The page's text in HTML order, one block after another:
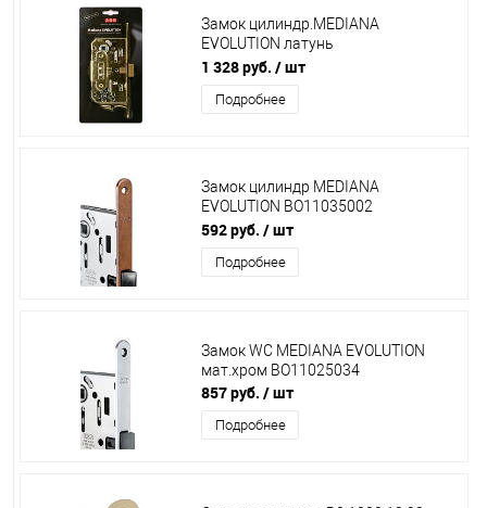
Замок цилиндр.MEDIANA
EVOLUTION латунь
ВО1103.50.03.567
1 328 руб. / шт
Подробнее
Замок цилиндр MEDIANA
EVOLUTION ВО11035002
(022)бронза
592 руб. / шт
Подробнее
Замок WC MEDIANA EVOLUTION
мат.хром ВО11025034
857 руб. / шт
Подробнее